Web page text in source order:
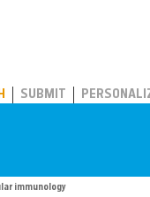
SUBMIT
immunology